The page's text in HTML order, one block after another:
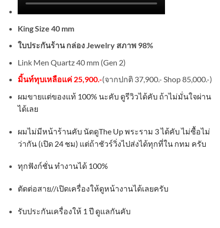
King Size 40 mm
ใบประกันร้าน กล่อง Jewelry สภาพ 98%
Link Men Quartz 40 mm (Gen 2)
มิ้นท์ทุบเหลือแค่ 25,900.-(จากปกติ 37,900.- Shop 85,000.-)
ผมขายแต่ของแท้100% นะคับ ดูรีวิวได้คับ ถ้าไม่มั่นใจผ่าน
ได้เลย
ผมไม่มีหน้าร้านคับ นัดดูThe Upพระราม 3ได้คับ ไม่ซื้อไม่
ว่ากัน(เปิด24 ชม) แต่ถ้าชัวร์วิ่งไปส่งได้ทุกที่ใน กทม ครับ
ทุกฟังก์ชั่น ทำงานได้100%
ตัดต่อสาย//เปิดเครื่องให้ดูหน้างานได้เลยครับ
รับประกันเครื่องให้1 ปี ดูแลกันคับ